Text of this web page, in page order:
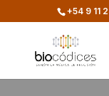
+54 9 11